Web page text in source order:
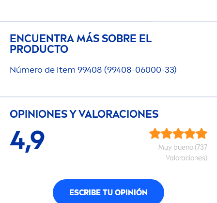
ENCUENTRA MÁS SOBRE EL
PRODUCTO
Número de Item 99408 (99408-06000-33)
OPINIONES Y VALORACIONES
4,9
Muy bueno (737
Valoraciones)
ESCRIBE TU OPINIÓN